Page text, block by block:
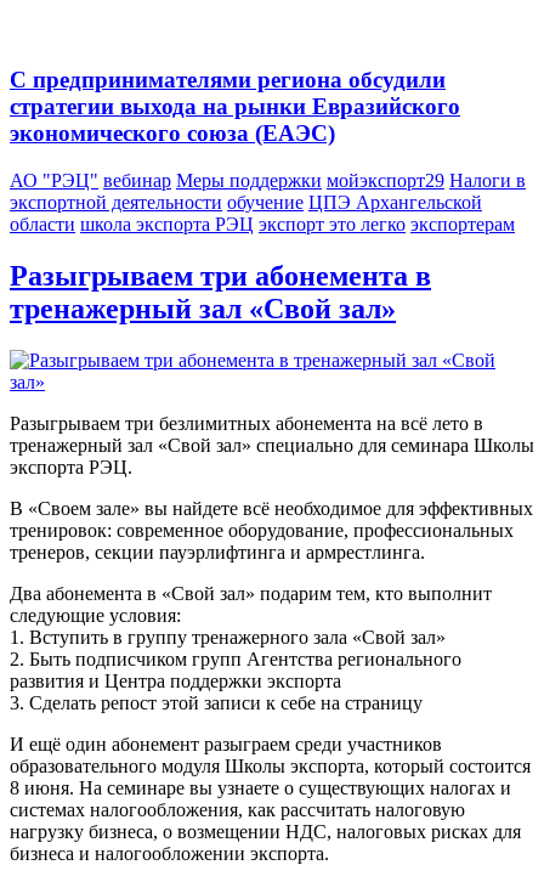
С предпринимателями региона обсудили
стратегии выхода на рынки Евразийского
экономического союза (ЕАЭС)
АО "РЭЦ" вебинар Меры поддержки мойэкспорт29 Налоги в
экспортной деятельности обучение ЦПЭ Архангельской
области школа экспорта РЭЦ экспорт это легко экспортерам
Разыгрываем три абонемента в
тренажерный зал «Свой зал»
Разыгрываем три безлимитных абонемента на всё лето в
тренажерный зал «Свой зал» специально для семинара Школы
экспорта РЭЦ.
В «Своем зале» вы найдете всё необходимое для эффективных
тренировок: современное оборудование, профессиональных
тренеров, секции пауэрлифтинга и армрестлинга.
Два абонемента в «Свой зал» подарим тем, кто выполнит
следующие условия:
1. Вступить в группу тренажерного зала «Свой зал»
2. Быть подписчиком групп Агентства регионального
развития и Центра поддержки экспорта
3. Сделать репост этой записи к себе на страницу
И ещё один абонемент разыграем среди участников
образовательного модуля Школы экспорта, который состоится
8 июня. На семинаре вы узнаете о существующих налогах и
системах налогообложения, как рассчитать налоговую
нагрузку бизнеса, о возмещении НДС, налоговых рисках для
бизнеса и налогообложении экспорта.